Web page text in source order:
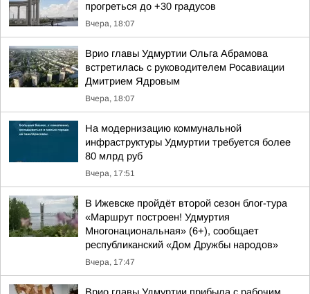
прогреться до +30 градусов
Вчера, 18:07
Врио главы Удмуртии Ольга Абрамова
встретилась с руководителем Росавиации
Дмитрием Ядровым
Вчера, 18:07
На модернизацию коммунальной
инфраструктуры Удмуртии требуется более
80 млрд руб
Вчера, 17:51
В Ижевске пройдёт второй сезон блог-тура
«Маршрут построен! Удмуртия
Многонациональная» (6+), сообщает
республиканский «Дом Дружбы народов»
Вчера, 17:47